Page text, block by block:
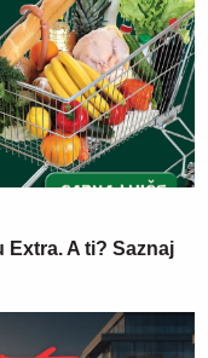
Extra. A ti? Saznaj